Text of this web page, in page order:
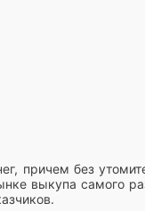
причем без
выкупа самого